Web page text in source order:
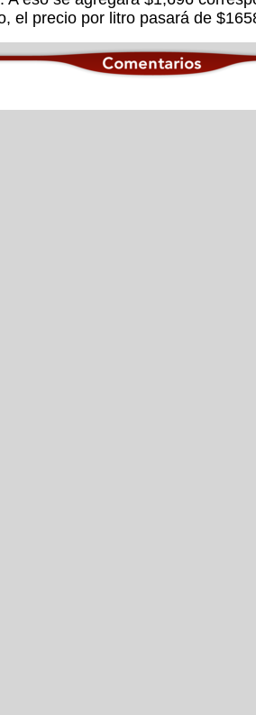
el precio por litro pasará de